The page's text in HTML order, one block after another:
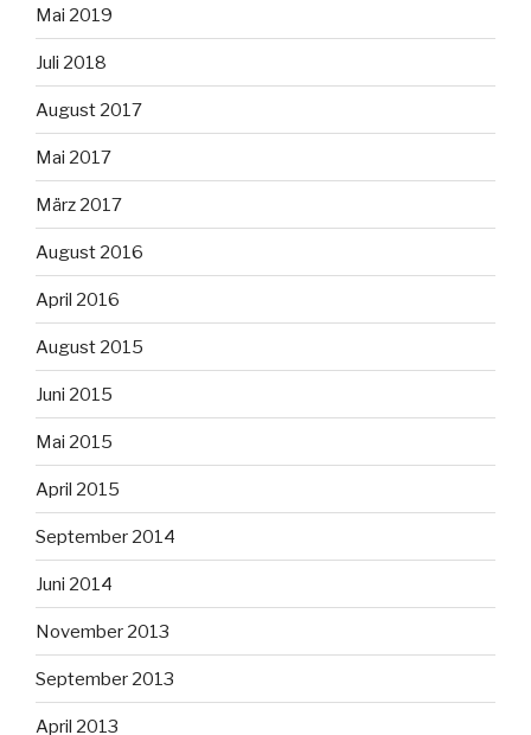
Mai 2019
Juli 2018
August 2017
Mai 2017
März 2017
August 2016
April 2016
August 2015
Juni 2015
Mai 2015
April 2015
September 2014
Juni 2014
November 2013
September 2013
April 2013